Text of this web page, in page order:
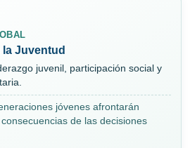
la Juventud
juvenil, participación social y
jóvenes afrontarán
de las decisiones